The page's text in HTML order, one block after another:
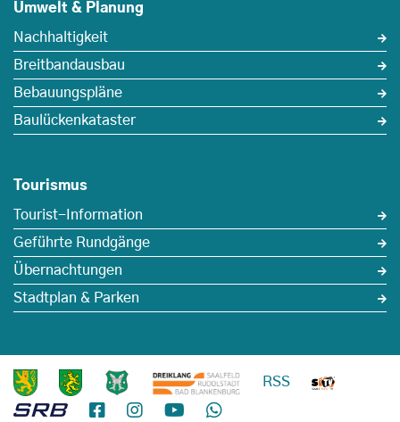
Umwelt & Planung
Nachhaltigkeit
Breitbandausbau
Bebauungspläne
Baulückenkataster
Tourismus
Tourist-Information
Geführte Rundgänge
Übernachtungen
Stadtplan & Parken
RSS